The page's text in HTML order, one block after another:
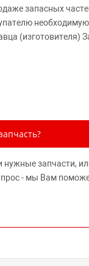
запасных
(изготовителя)
нужные запчасти,
- мы Вам